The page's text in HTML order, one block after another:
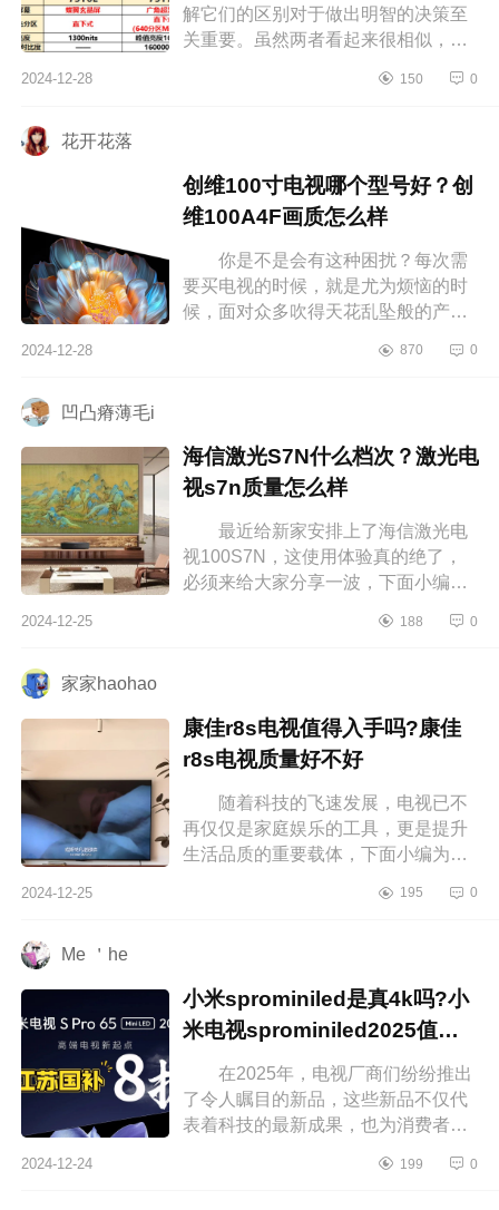
解它们的区别对于做出明智的决策至
关重要。虽然两者看起来很相似，但
会影响你最终的使用体验。下面小编
2024-12-28 150 0
花开花落
创维100寸电视哪个型号好？创
维100A4F画质怎么样
你是不是会有这种困扰？每次需
要买电视的时候，就是尤为烦恼的时
候，面对众多吹得天花乱坠般的产
容易让人犯难，想着会不会还有更划
2024-12-28 870 0
凹凸瘠薄毛i
海信激光S7N什么档次？激光电
视s7n质量怎么样
最近给新家安排上了海信激光电
视100S7N，这使用体验真的绝了，
必须来给大家分享一波，下面小编为
激光电视s7n质量怎么样 海信激光
2024-12-25 188 0
家家haohao
康佳r8s电视值得入手吗?康佳
r8s电视质量好不好
随着科技的飞速发展，电视已不
再仅仅是家庭娱乐的工具，更是提升
生活品质的重要载体，下面小编为大
佳r8s电视质量好不好 康佳r8s电...
2024-12-25 195 0
Me ＇he
小米sprominiled是真4k吗?小
米电视sprominiled2025值得
入手吗
在2025年，电视厂商们纷纷推出
了令人瞩目的新品，这些新品不仅代
表着科技的最新成果，也为消费者带
绍下小米sprominiled是真4k吗?小米...
2024-12-24 199 0